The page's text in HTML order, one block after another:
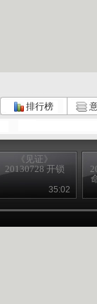
排行榜
《见证》
20130728 开锁
35:02